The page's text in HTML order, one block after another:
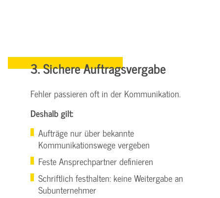
3. Sichere Auftragsvergabe
Fehler passieren oft in der Kommunikation.
Deshalb gilt:
Aufträge nur über bekannte
Kommunikationswege vergeben
Feste Ansprechpartner definieren
Schriftlich festhalten: keine Weitergabe an
Subunternehmer